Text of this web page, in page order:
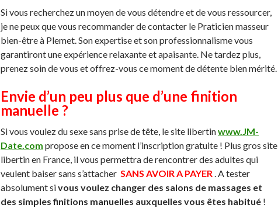
Si vous recherchez un moyen de vous détendre et de vous ressourcer,
je ne peux que vous recommander de contacter le Praticien masseur
bien-être à Plemet. Son expertise et son professionnalisme vous
garantiront une expérience relaxante et apaisante. Ne tardez plus,
prenez soin de vous et offrez-vous ce moment de détente bien mérité.
Envie d’un peu plus que d’une finition
manuelle ?
Si vous voulez du sexe sans prise de tête, le site libertinwww.JM-
Date.com propose en ce moment l’inscription gratuite ! Plus gros site
libertin en France, il vous permettra de rencontrer des adultes qui
veulent baiser sans s’attacher SANS AVOIR A PAYER. A tester
absolument sivous voulez changer des salons de massages et
des simples finitions manuelles auxquelles vous êtes habitué !